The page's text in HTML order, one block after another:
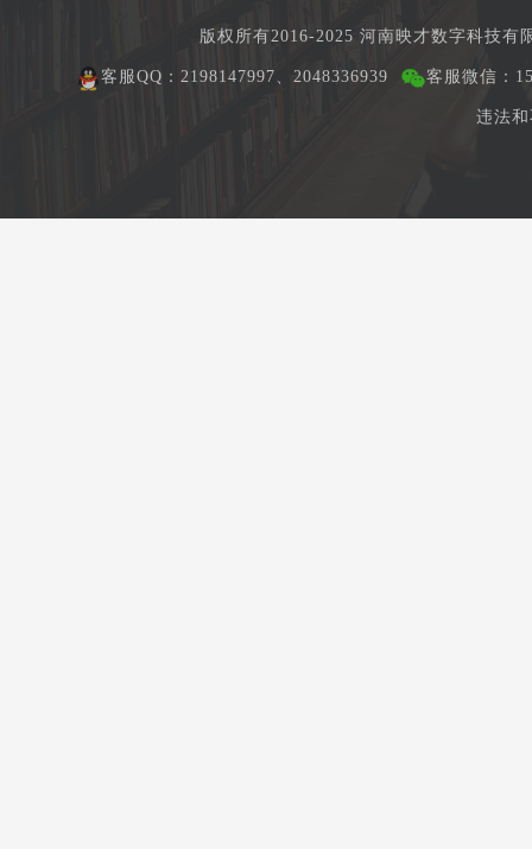
版权所有2016-2025 河南映才数字科技
客服QQ：2198147997、2048336939 客服微信：
违法